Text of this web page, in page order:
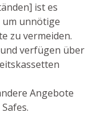
ist es
um unnötige
zu vermeiden.
verfügen über
Angebote